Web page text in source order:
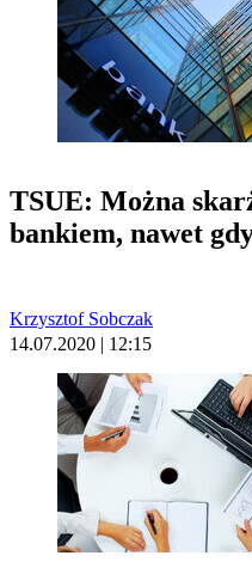
TSUE: Można
bankiem, nawet
Krzysztof Sobczak
14.07.2020 | 12:15